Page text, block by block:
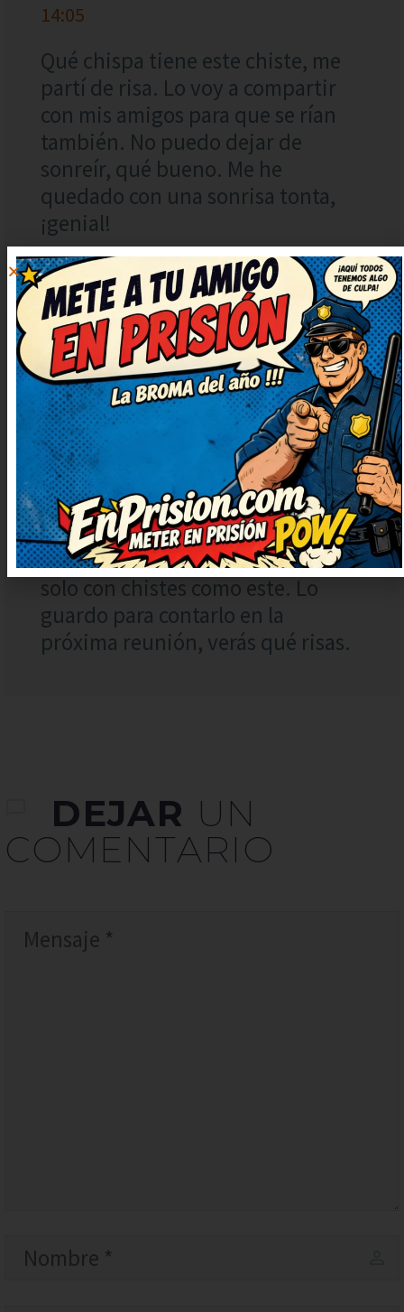
14:05
Qué chispa tiene este chiste, me
partí de risa. Lo voy a compartir
con mis amigos para que se rían
también. No puedo dejar de
sonreír, qué bueno. Me he
quedado con una sonrisa tonta,
¡genial!
IRENE GIL
3 septiembre, 2023
at 16:36
RESPONDER
¡Qué puntazo de chiste! Seguid
publicando más, que alegran un
montón. Deberían hacer una serie
solo con chistes como este. Lo
guardo para contarlo en la
próxima reunión, verás qué risas.
DEJAR UN
COMENTARIO